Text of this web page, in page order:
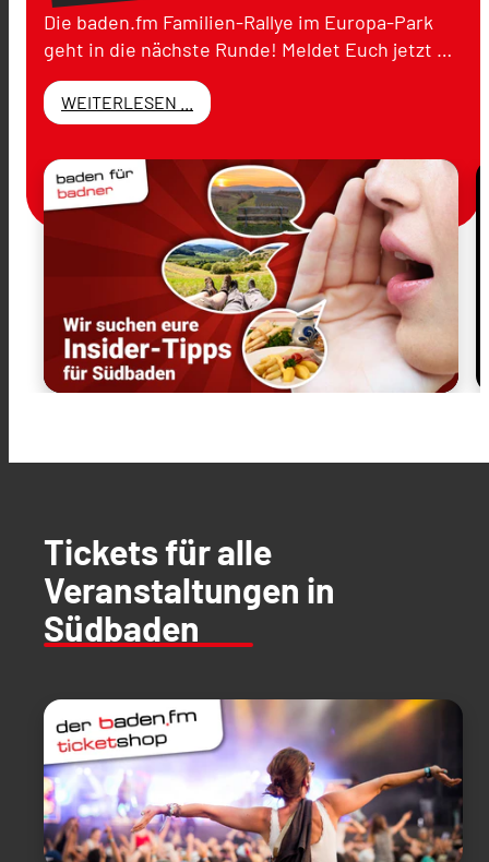
Die baden.fm Familien-Rallye im Europa-Park
geht in die nächste Runde! Meldet Euch jetzt …
WEITERLESEN ...
Tickets für alle
Veranstaltungen in
Südbaden